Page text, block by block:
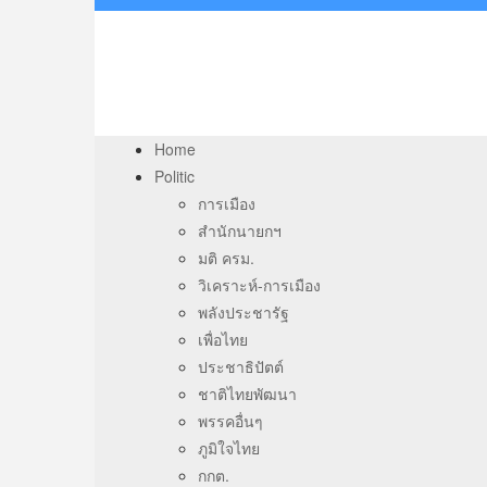
Home
Politic
การเมือง
สำนักนายกฯ
มติ ครม.
วิเคราะห์-การเมือง
พลังประชารัฐ
เพื่อไทย
ประชาธิปัตต์
ชาติไทยพัฒนา
พรรคอื่นๆ
ภูมิใจไทย
กกต.